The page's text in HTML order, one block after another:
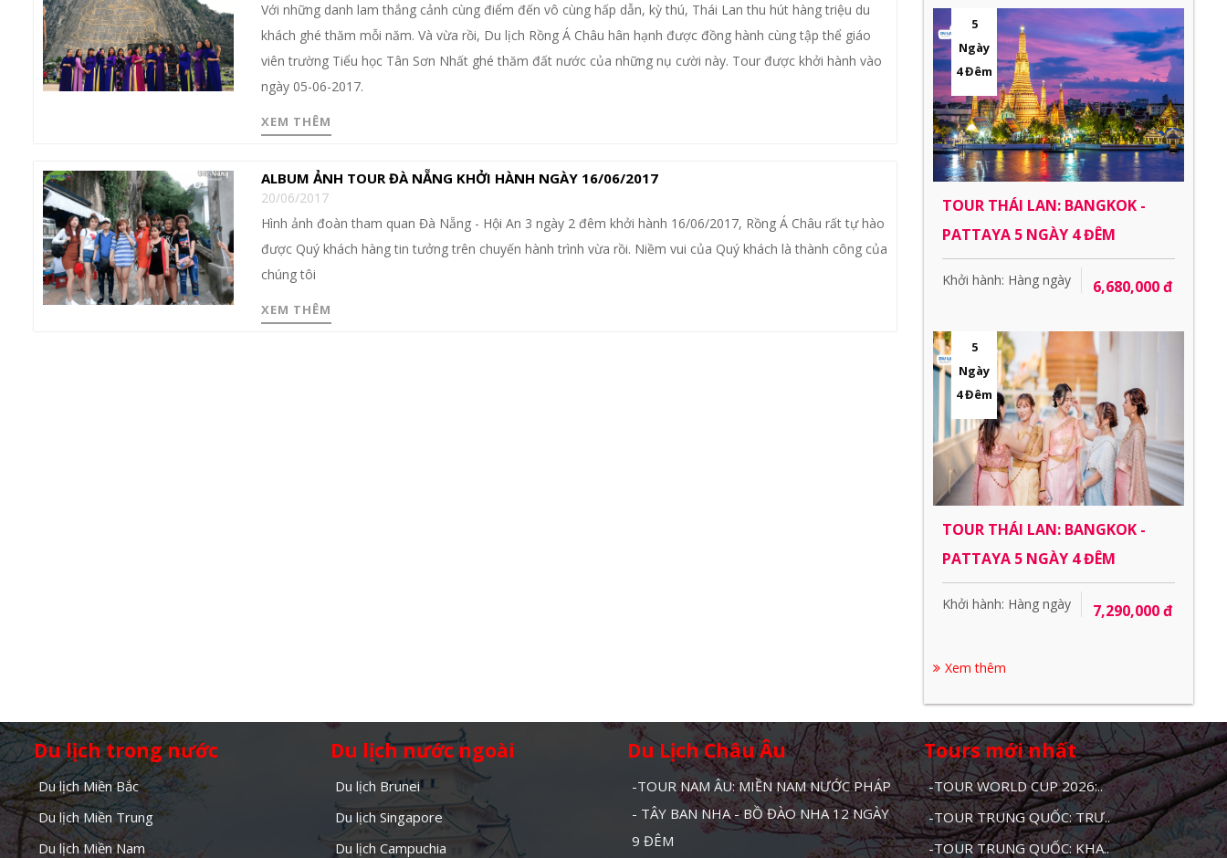
Với những danh lam thắng cảnh cùng điểm đến vô cùng hấp dẫn, kỳ thú, Thái Lan thu hút hàng triệu du
khách ghé thăm mỗi năm. Và vừa rồi, Du lịch Rồng Á Châu hân hạnh được đồng hành cùng tập thể giáo
viên trường Tiểu học Tân Sơn Nhất ghé thăm đất nước của những nụ cười này. Tour được khởi hành vào
ngày 05-06-2017.
XEM THÊM
ALBUM ẢNH TOUR ĐÀ NẴNG KHỞI HÀNH NGÀY 16/06/2017
20/06/2017
Hình ảnh đoàn tham quan Đà Nẵng - Hội An 3 ngày 2 đêm khởi hành 16/06/2017, Rồng Á Châu rất tự hào
được Quý khách hàng tin tưởng trên chuyến hành trình vừa rồi. Niềm vui của Quý khách là thành công của
chúng tôi
XEM THÊM
5
Ngày
4 Đêm
TOUR THÁI LAN: BANGKOK -
PATTAYA 5 NGÀY 4 ĐÊM
Khởi hành: Hàng ngày 6,680,000 đ
5
Ngày
4 Đêm
TOUR THÁI LAN: BANGKOK -
PATTAYA 5 NGÀY 4 ĐÊM
Khởi hành: Hàng ngày 7,290,000 đ
Xem thêm
Du lịch trong nước
Du lịch Miền Bắc
Du lịch Miền Trung
Du lịch Miền Nam
Du lịch nước ngoài
Du lịch Brunei
Du lịch Singapore
Du lịch Campuchia
Du Lịch Châu Âu
-TOUR NAM ÂU: MIỀN NAM NƯỚC PHÁP
- TÂY BAN NHA - BỒ ĐÀO NHA 12 NGÀY
9 ĐÊM
Tours mới nhất
-TOUR WORLD CUP 2026:..
-TOUR TRUNG QUỐC: TRƯ..
-TOUR TRUNG QUỐC: KHA..